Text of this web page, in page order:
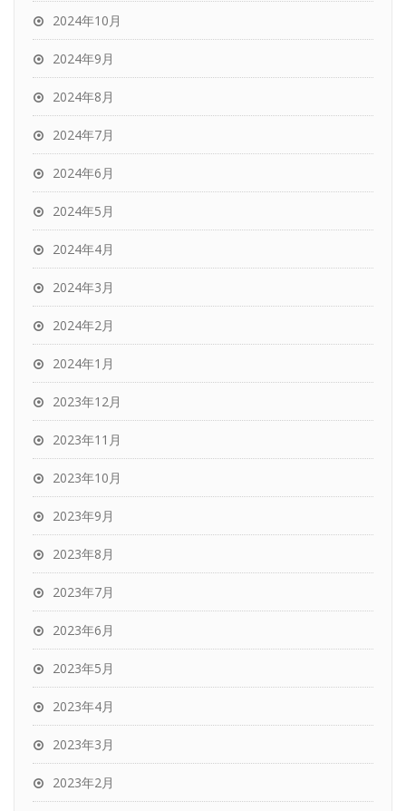
2024年10月
2024年9月
2024年8月
2024年7月
2024年6月
2024年5月
2024年4月
2024年3月
2024年2月
2024年1月
2023年12月
2023年11月
2023年10月
2023年9月
2023年8月
2023年7月
2023年6月
2023年5月
2023年4月
2023年3月
2023年2月